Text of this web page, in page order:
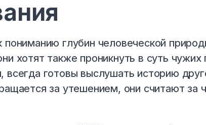
глубин человеческой
хотят также проникнуть в суть чужих
готовы выслушать историю
за утешением, они считают за